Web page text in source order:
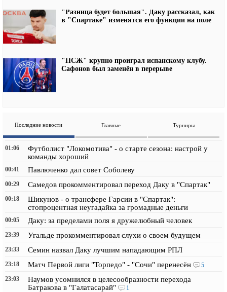
"Разница будет большая". Даку рассказал, как
в "Спартаке" изменятся его функции на поле
"ПСЖ" крупно проиграл испанскому клубу.
Сафонов был заменён в перерыве
Последние новости Главные Турниры
01:06
Футболист "Локомотива" - о старте сезона: настрой у
команды хороший
00:41 Павлюченко дал совет Соболеву
00:29 Самедов прокомментировал переход Даку в "Спартак"
00:18
Шикунов - о трансфере Гарсии в "Спартак":
стопроцентная неугадайка за громадные деньги
00:05 Даку: за пределами поля я дружелюбный человек
23:39 Угальде прокомментировал слухи о своем будущем
23:33 Семин назвал Даку лучшим нападающим РПЛ
23:18 Матч Первой лиги "Торпедо" - "Сочи" перенесён
5
23:03
Наумов усомнился в целесообразности перехода
Батракова в "Галатасарай"
1